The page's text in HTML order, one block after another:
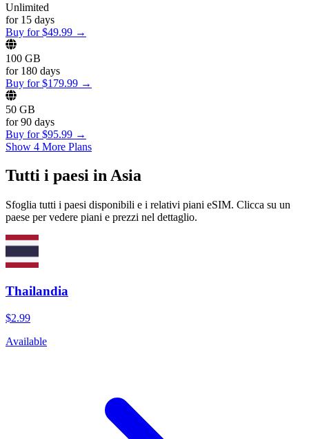
Unlimited
for 15 days
Buy for$49.99 →
100 GB
for 180 days
Buy for$179.99 →
50 GB
for90 days
Buy for$95.99 →
Show 4 More Plans
Tutti i paesi in Asia
Sfoglia tutti i paesi disponibili e i relativi piani eSIM. Clicca su un
paese per vedere piani e prezzi nel dettaglio.
Thailandia
$2.99
Available